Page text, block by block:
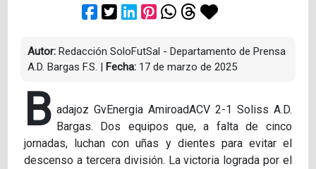
Autor: Redacción SoloFutSal - Departamento de Prensa
A.D. Bargas F.S. | Fecha: 17 de marzo de 2025
B adajoz GvEnergia AmiroadACV 2-1 Soliss A.D.
Bargas. Dos equipos que, a falta de cinco
jornadas, luchan con uñas y dientes para evitar el
descenso a tercera división. La victoria lograda por el